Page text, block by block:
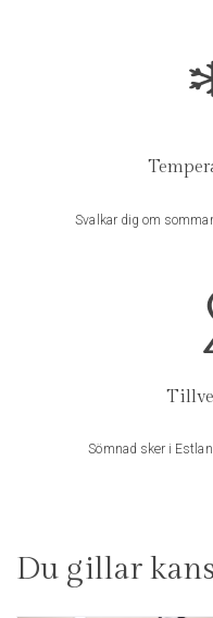
S / M
Svalkar dig om
Sömnad sker i
Du gillar